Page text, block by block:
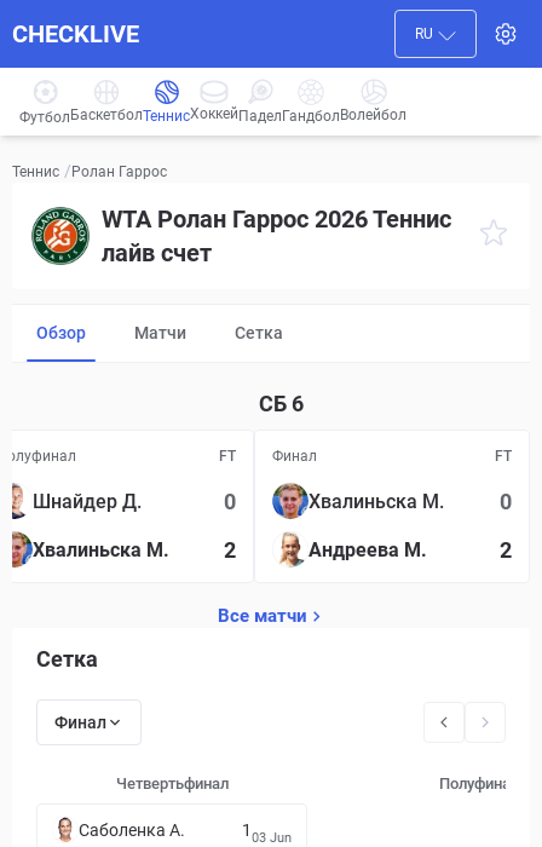
CHECKLIVE RU
Футбол БаскетболТеннисХоккей ПаделГандбол Волейбол
Теннис /Ролан Гаррос
WTA Ролан Гаррос 2026 Теннис
лайв счет
Обзор Матчи Сетка
FT
Шнайдер Д. 0
Хвалиньска М. 2
СБ6
Финал FT
Хвалиньска М. 0
Андреева М. 2
Все матчи
Сетка
Финал
Четвертьфинал
Саболенка А.
1 03 Jun
Полуфинал